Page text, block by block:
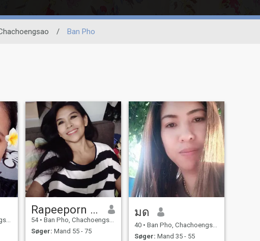
/ Ban Pho
Rapeeporn Cherdchoo
54 • Ban Pho, Chachoengsao, Thailand
Søger: Mand 55 - 75
มด
40 • Ban Pho, Chachoengsao, Thailand
Søger: Mand 35 - 55